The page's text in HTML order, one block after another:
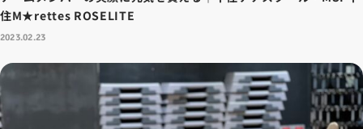
住M★rettes ROSELITE
2023.02.23